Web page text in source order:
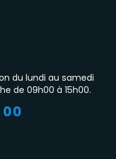
du lundi au samedi
de 09h00 à 15h00.